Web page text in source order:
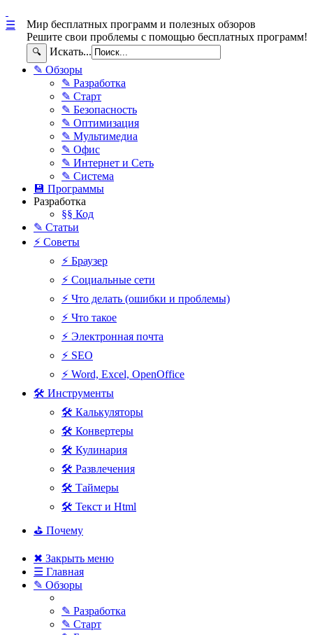
Мир бесплатных программ и полезных обзоров
Решите свои проблемы с помощью бесплатных программ!
🔍 Искать...
☰
✎ Обзоры
✎ Разработка
✎ Старт
✎ Безопасность
✎ Оптимизация
✎ Мультимедиа
✎ Офис
✎ Интернет и Сеть
✎ Система
💾 Программы
Разработка
§§ Код
✎ Статьи
⚡ Советы
⚡ Браузер
⚡ Социальные сети
⚡ Что делать (ошибки и проблемы)
⚡ Что такое
⚡ Электронная почта
⚡ SEO
⚡ Word, Excel, OpenOffice
🛠 Инструменты
🛠 Калькуляторы
🛠 Конвертеры
🛠 Кулинария
🛠 Развлечения
🛠 Таймеры
🛠 Текст и Html
⛳ Почему
✖ Закрыть меню
☰ Главная
✎ Обзоры
✎ Разработка
✎ Старт